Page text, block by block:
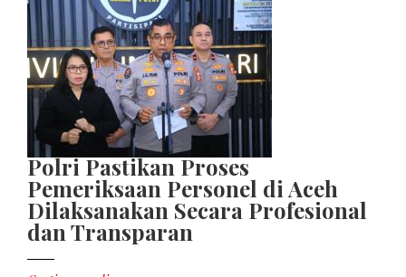
Polri Pastikan Proses
Pemeriksaan Personel di Aceh
Dilaksanakan Secara Profesional
dan Transparan